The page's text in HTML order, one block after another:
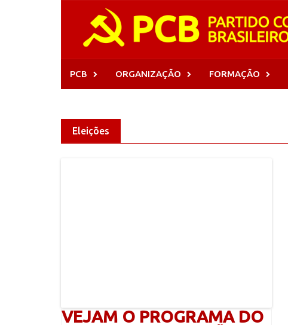
PCB ORGANIZAÇÃO FORMAÇÃO
Eleições
VEJAM O PROGRAMA DO